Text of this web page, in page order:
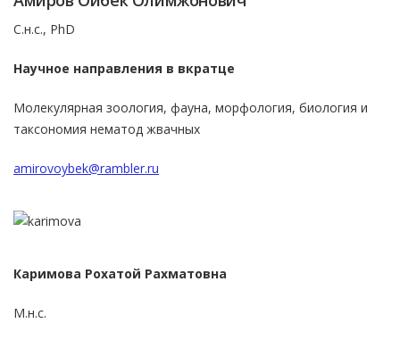
С.н.с., PhD
Научное направления в вкратце
Молекулярная зоология, фауна, морфология, биология и
таксономия нематод жвачных
amirovoybek@rambler.ru
Каримова Рохатой Рахматовна
М.н.с.